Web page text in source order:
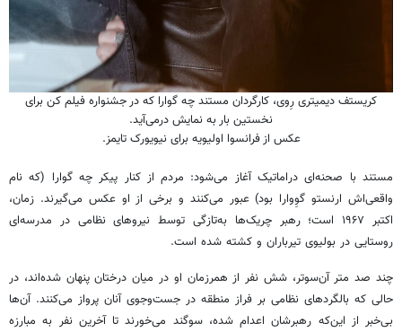
کریستف دیمیتری رِوی، کارگردان مستند چه گوارا که در جشنواره فیلم کن برای
نخستین بار به نمایش درمی‌آید.
عکس از فرانسوا اولیویه برای نیویورک تایمز.
مستند با صحنه‌ای دراماتیک آغاز می‌شود: مردم از کنار پیکر چه ‌گوارا (که نام
واقعی‌اش ارنستو گوِوارا بود) عبور می‌کنند و برخی از او عکس می‌گیرند. زمان،
اکتبر ۱۹۶۷ است؛ رهبر چریک‌ها به‌تازگی توسط نیروهای نظامی در مدرسه‌ای
روستایی در بولیوی تیرباران و کشته شده است.
چند صد متر آن‌سوتر، شش نفر از همرزمان او در میان درختان پنهان شده‌اند، در
حالی که بالگردهای نظامی بر فراز منطقه در جست‌وجوی آنان پرواز می‌کنند. آن‌ها
بی‌خبر از این‌که رهبرشان اعدام شده، سوگند می‌خورند تا آخرین نفر به مبارزه